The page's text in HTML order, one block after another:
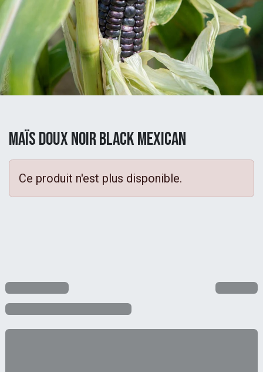
Maïs Doux Noir Black Mexican
Ce produit n'est plus disponible.